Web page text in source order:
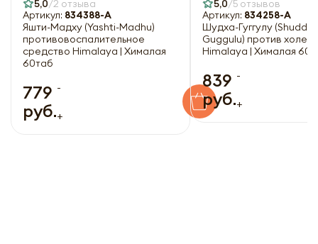
5,0 2 отзыва
Артикул: 834388-A
Яшти-Мадху (Yashti-Madhu)
противовоспалительное
средство Himalaya | Хималая
60таб
779
руб.
-
+
5,0 5 отзывов
Артикул: 834258-A
Шудха-Гуггулу
Guggulu) против
Himalaya | Хималая 60
839
руб.
-
+